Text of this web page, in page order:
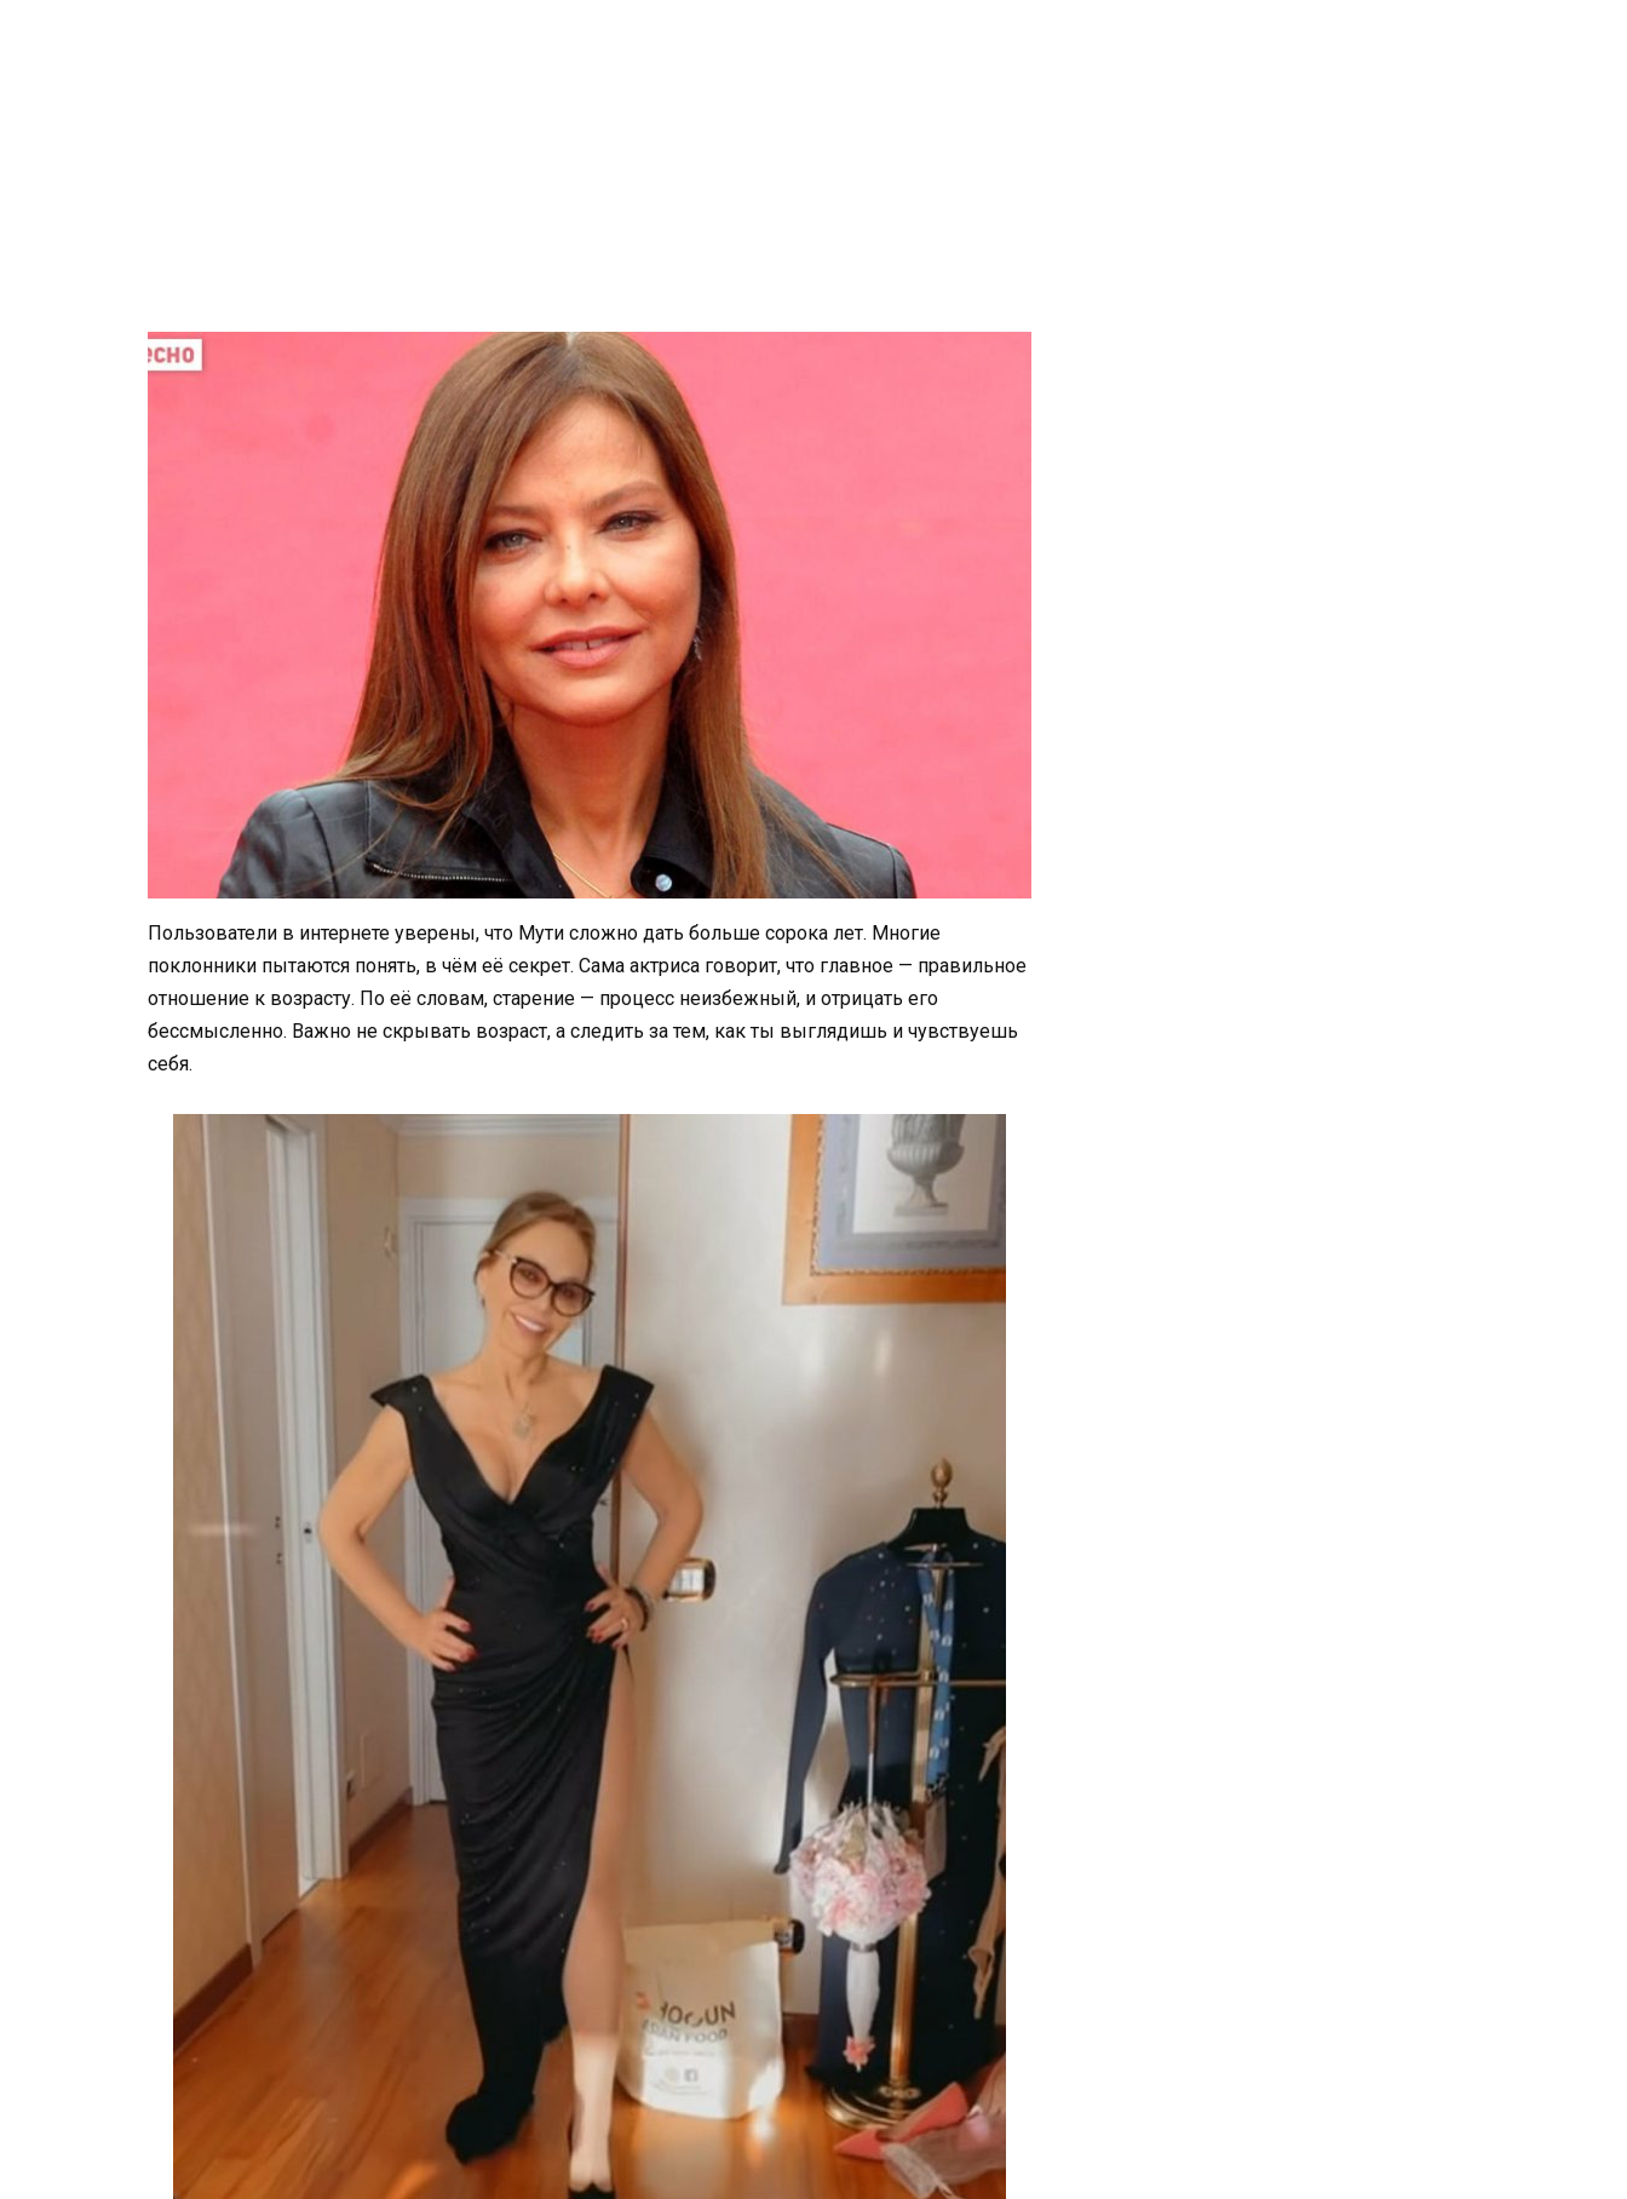
Пользователи в интернете уверены, что Мути сложно дать больше сорока лет. Многие
поклонники пытаются понять, в чём её секрет. Сама актриса говорит, что главное — правильное
отношение к возрасту. По её словам, старение — процесс неизбежный, и отрицать его
бессмысленно. Важно не скрывать возраст, а следить за тем, как ты выглядишь и чувствуешь
себя.